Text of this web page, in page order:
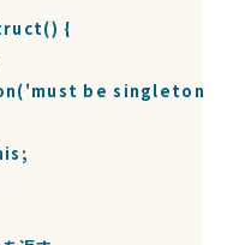
{
be singleton');